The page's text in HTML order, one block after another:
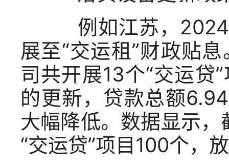
例如江苏，2024
展至“交运租”财政贴
司共开展13个“交运贷
的更新，贷款总额
大幅降低。数据显示
“交运贷”项目100个，